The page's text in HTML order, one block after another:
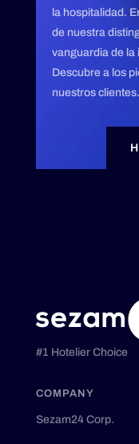
la hospitalidad.
de nuestra
vanguardia de la
Descubre a los
nuestros clientes.
#1 Hotelier Choice
COMPANY
Sezam24 Corp.